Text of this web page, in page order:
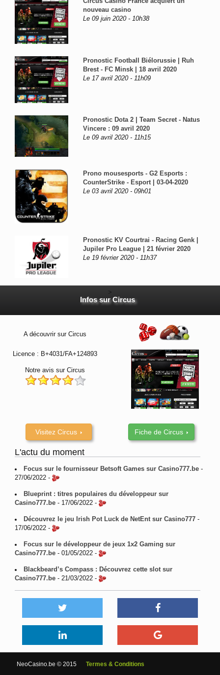
nouveau casino
Le 09 juin 2020 - 10h38
Pronostic Football Biélorussie | Ruh
Brest - FC Minsk | 18 avril 2020
Le 17 avril 2020 - 11h09
Pronostic Dota 2 | Team Secret - Natus
Vincere : 09 avril 2020
Le 09 avril 2020 - 11h15
Prono mousesports - G2 Esports :
CounterStrike - Esport | 03-04-2020
Le 03 avril 2020 - 09h01
Pronostic KV Courtrai - Racing Genk |
Jupiler Pro League | 21 février 2020
Le 19 février 2020 - 11h37
>
Infos sur Circus
A découvrir sur Circus
Licence : B+4031/FA+124893
Notre avis sur Circus
Visitez Circus Fiche de Circus
L'actu du moment
Focus sur le fournisseur Betsoft Games sur Casino777.be-
27/06/2022 -
Blueprint : titres populaires du développeur sur
Casino777.be - 17/06/2022 -
Découvrez le jeu Irish Pot Luck de NetEnt sur Casino777-
17/06/2022 -
Focus sur le développeur de jeux 1x2 Gaming sur
Casino777.be - 01/05/2022 -
Blackbeard’s Compass : Découvrez cette slot sur
Casino777.be - 21/03/2022 -
NeoCasino.be © 2015 Termes & Conditions